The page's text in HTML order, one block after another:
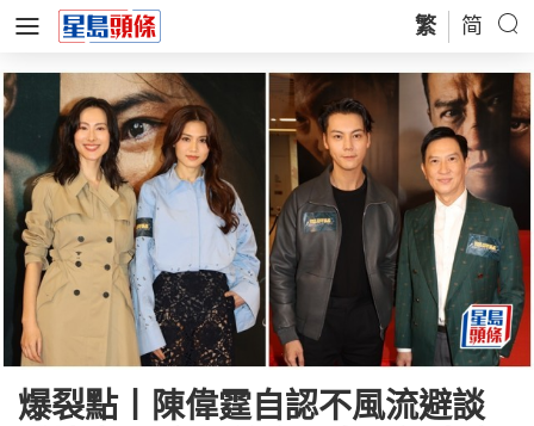
繁 简
爆裂點丨陳偉霆自認不風流避談